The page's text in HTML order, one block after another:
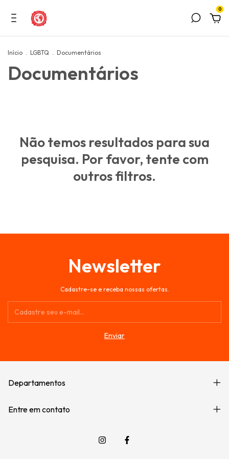
0
Início . LGBTQ . Documentários
Documentários
Não temos resultados para sua
pesquisa. Por favor, tente com
outros filtros.
Newsletter
Cadastre-se e receba nossas ofertas.
Departamentos
Entre em contato